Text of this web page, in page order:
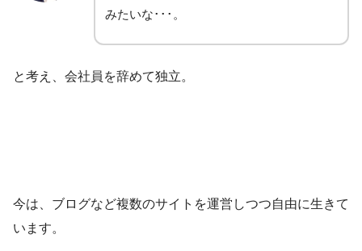
みたいな･･･。
と考え、会社員を辞めて独立。
今は、ブログなど複数のサイトを運営しつつ自由に生きて
います。